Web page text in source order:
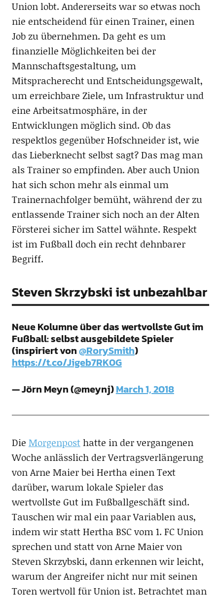
Union lobt. Andererseits war so etwas noch
nie entscheidend für einen Trainer, einen
Job zu übernehmen. Da geht es um
finanzielle Möglichkeiten bei der
Mannschaftsgestaltung, um
Mitspracherecht und Entscheidungsgewalt,
um erreichbare Ziele, um Infrastruktur und
eine Arbeitsatmosphäre, in der
Entwicklungen möglich sind. Ob das
respektlos gegenüber Hofschneider ist, wie
das Lieberknecht selbst sagt? Das mag man
als Trainer so empfinden. Aber auch Union
hat sich schon mehr als einmal um
Trainernachfolger bemüht, während der zu
entlassende Trainer sich noch an der Alten
Försterei sicher im Sattel wähnte. Respekt
ist im Fußball doch ein recht dehnbarer
Begriff.
Steven Skrzybski ist unbezahlbar
Neue Kolumne über das wertvollste Gut im
Fußball: selbst ausgebildete Spieler
(inspiriert von@RorySmith)
https://t.co/Jigeb7RK0G
— Jörn Meyn (@meynj)March 1, 2018
Die Morgenposthatte in der vergangenen
Woche anlässlich der Vertragsverlängerung
von Arne Maier bei Hertha einen Text
darüber, warum lokale Spieler das
wertvollste Gut im Fußballgeschäft sind.
Tauschen wir mal ein paar Variablen aus,
indem wir statt Hertha BSC vom 1. FC Union
sprechen und statt von Arne Maier von
Steven Skrzybski, dann erkennen wir leicht,
warum der Angreifer nicht nur mit seinen
Toren wertvoll für Union ist. Betrachtet man